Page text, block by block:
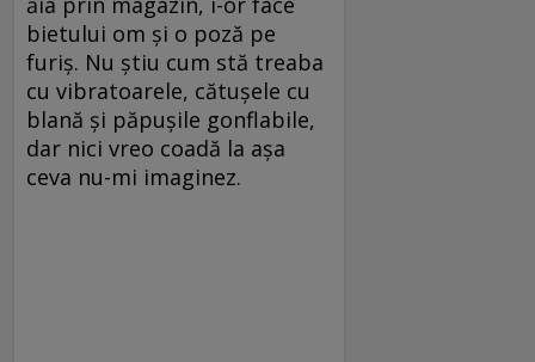
bietului om şi o poză pe
furiş. Nu ştiu cum stă treaba
cu vibratoarele, cătuşele cu
blană şi păpuşile gonflabile,
dar nici vreo coadă la aşa
ceva nu-mi imaginez.